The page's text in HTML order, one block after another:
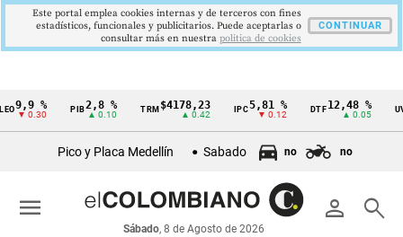
Cintillo
económicos
Colombia
% PIB 2,8 %
▲ 0.10
TRM $4178,23
▲ 0.42
IPC 5,81 %
▼ 0.12
DTF 12,48 %
▲ 0.05
UVR
Pico y Placa Medellín Sabado no no
person search
Sábado, 8 de Agosto de 2026
menu
Este portal emplea cookies internas y de terceros con fines
estadísticos, funcionales y publicitarios. Puede aceptarlas o
consultar más en nuestra politica de cookies
CONTINUAR